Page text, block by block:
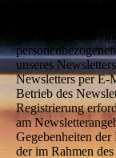
Die im Rahmen
unseres
Newsletters per E-
Betrieb des
Registrierung
am
Gegebenheiten
der im Rahmen